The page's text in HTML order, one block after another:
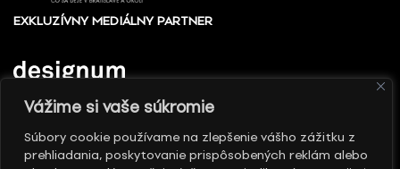
Vážime si vaše súkromie
Súbory cookie používame na zlepšenie vášho zážitku z
prehliadania, poskytovanie prispôsobených reklám alebo
EXKLUZÍVNY MEDIÁLNY PARTNER